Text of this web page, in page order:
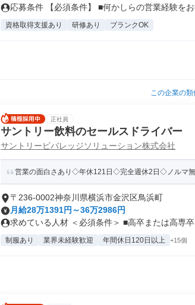
応募条件 【必須条件】 ■何かしらの営業経験を
資格取得支援あり 研修あり ブランクOK
この企業の
正社員
サントリー飲料のセールスドライバー
サントリービバレッジソリューション株式会社
営業の面白さあり◇年休121日◇完全週休2日◇ノルマ無
〒236-0002神奈川県横浜市金沢区鳥浜町
月給28万1391円～36万2986円
求めている人材 ＜必須条件＞ ■高卒または高専卒
制服あり 業界未経験歓迎 年間休日120日以上 +15個